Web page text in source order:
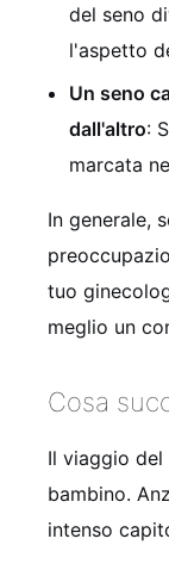
del seno
l'aspetto
Un seno
dall'altro:
marcata
In generale,
tuo
meglio un
Cosa
Il viaggio del
bambino.
intenso